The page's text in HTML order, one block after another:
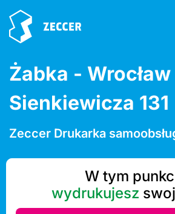
Żabka - Wrocław
Sienkiewicza 131
Zeccer Drukarka
W tym
wydrukujesz